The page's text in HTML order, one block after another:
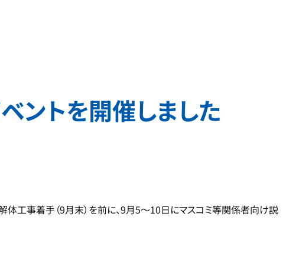
ントを開催しました
体工事着手（9月末）を前に、9月5～10日にマスコミ等関係者向け説